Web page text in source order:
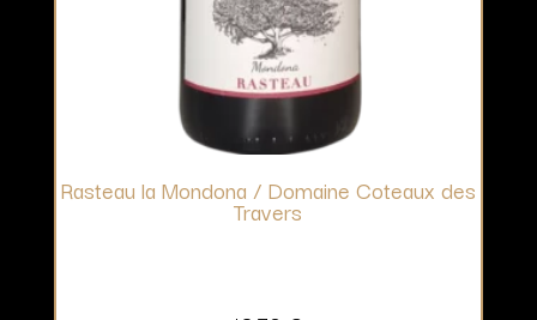
Rasteau la Mondona / Domaine Coteaux des
Travers